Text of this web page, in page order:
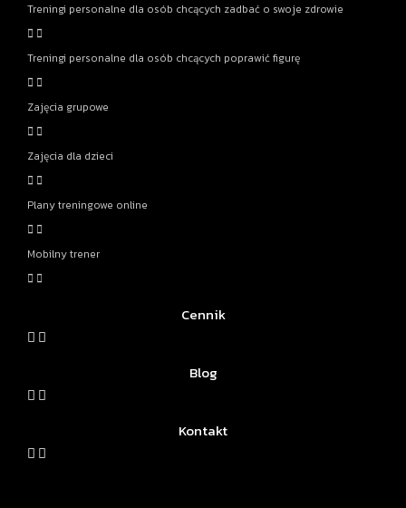
Treningi personalne dla osób chcących zadbać o swoje zdrowie
Treningi personalne dla osób chcących poprawić figurę
Zajęcia grupowe
Zajęcia dla dzieci
Plany treningowe online
Mobilny trener
Cennik
Blog
Kontakt